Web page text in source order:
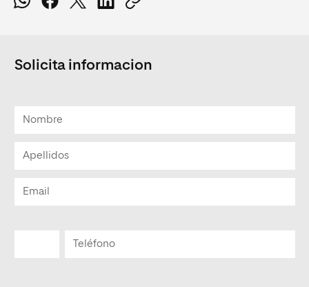
Solicita informacion